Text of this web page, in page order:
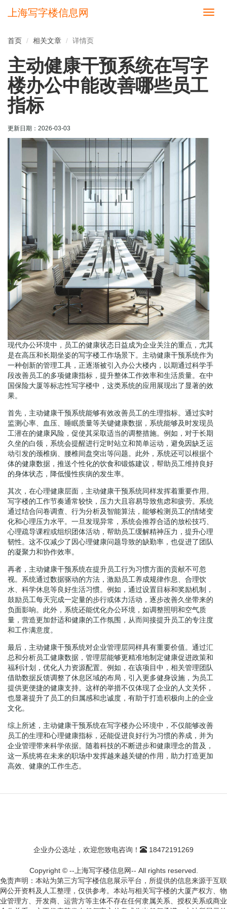
切
上海写字楼信息网
首页 相关文章 详情页
主动健康干预系统在写字
楼办公中能改善哪些员工
指标
更新日期： 2026-03-03
现代办公环境中，员工的健康状态日益成为企业关注的重点，尤其
是在高压和长期坐姿的写字楼工作场景下。主动健康干预系统作为
一种创新的管理工具，正逐渐被引入办公大楼内，以期通过科学手
段改善员工的多项健康指标，提升整体工作效率和生活质量。在中
国保险大厦等标志性写字楼中，这类系统的应用展现出了显著的效
果。
首先，主动健康干预系统能够有效改善员工的生理指标。通过实时
监测心率、血压、睡眠质量等关键健康数据，系统能够及时发现员
工潜在的健康风险，促使其采取适当的调整措施。例如，对于长期
久坐的白领，系统会提醒进行定时站立和简单运动，避免因缺乏运
动引发的颈椎病、腰椎间盘突出等问题。此外，系统还可以根据个
体的健康数据，推送个性化的饮食和锻炼建议，帮助员工维持良好
的身体状态，降低慢性疾病的发生率。
其次，在心理健康层面，主动健康干预系统同样发挥着重要作用。
写字楼的工作节奏通常较快，压力大且容易导致焦虑和疲劳。系统
通过结合问卷调查、行为分析及智能算法，能够检测员工的情绪变
化和心理压力水平。一旦发现异常，系统会推荐合适的放松技巧、
心理疏导课程或组织团体活动，帮助员工缓解精神压力，提升心理
韧性。这不仅减少了因心理健康问题导致的缺勤率，也促进了团队
的凝聚力和协作效率。
再者，主动健康干预系统在提升员工行为习惯方面的贡献不可忽
视。系统通过数据驱动的方法，激励员工养成规律作息、合理饮
水、科学休息等良好生活习惯。例如，通过设置目标和奖励机制，
鼓励员工每天完成一定量的步行或体力活动，逐步改善久坐带来的
负面影响。此外，系统还能优化办公环境，如调整照明和空气质
量，营造更加舒适和健康的工作氛围，从而间接提升员工的专注度
和工作满意度。
最后，主动健康干预系统对企业管理层同样具有重要价值。通过汇
总和分析员工健康数据，管理层能够更精准地制定健康促进政策和
福利计划，优化人力资源配置。例如，在该项目中，相关管理团队
借助数据反馈调整了休息区域的布局，引入更多健身设施，为员工
提供更便捷的健康支持。这样的举措不仅体现了企业的人文关怀，
也显著提升了员工的归属感和忠诚度，有助于打造积极向上的企业
文化。
综上所述，主动健康干预系统在写字楼办公环境中，不仅能够改善
员工的生理和心理健康指标，还能促进良好行为习惯的养成，并为
企业管理带来科学依据。随着科技的不断进步和健康理念的普及，
这一系统将在未来的职场中发挥越来越关键的作用，助力打造更加
高效、健康的工作生态。
企业办公选址，欢迎您致电咨询！ 18472191269
Copyright © --上海写字楼信息网-- All rights reserved.
免责声明：本站为第三方写字楼信息展示平台，所提供的信息来源于互联
网公开资料及人工整理，仅供参考。本站与相关写字楼的大厦产权方、物
业管理方、开发商、运营方等主体不存在任何隶属关系、授权关系或商业